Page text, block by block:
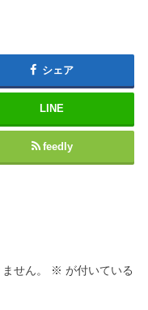
シェア
LINE
feedly
せん。 ※ が付いている